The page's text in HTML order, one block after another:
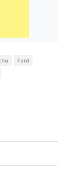
Ford